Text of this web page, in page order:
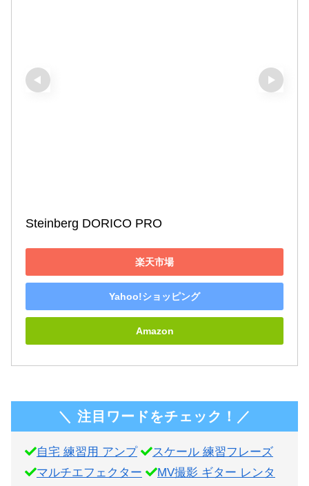
Steinberg DORICO PRO
楽天市場
Yahoo!ショッピング
Amazon
＼ 注目ワードをチェック！／
自宅 練習用 アンプ
スケール 練習フレーズ
マルチエフェクター
MV撮影 ギター レンタ